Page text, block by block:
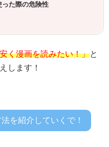
た際の危険性
く漫画を読みたい！」と
します！
を紹介していくで！